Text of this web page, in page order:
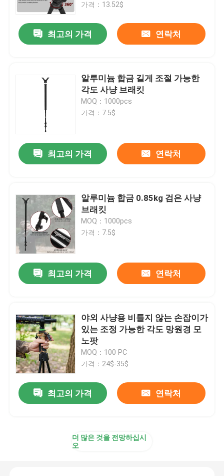
가격：13.52$
최고의 가격 연락처
알루미늄 합금 길게 조절 가능한
각도 사냥 브래킷
MOQ：1000pcs
가격：7.5$
최고의 가격 연락처
알루미늄 합금 0.85kg 검은 사냥
브래킷
MOQ：1000pcs
가격：7.5$
최고의 가격 연락처
야외 사냥용 비틀지 않는 손잡이가
있는 조정 가능한 각도 망원경 모
노팟
MOQ：100 PC
가격：24$-35$
최고의 가격 연락처
더 많은 것을 전망하십시
오